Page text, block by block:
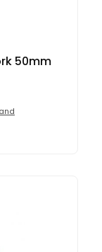
50mm